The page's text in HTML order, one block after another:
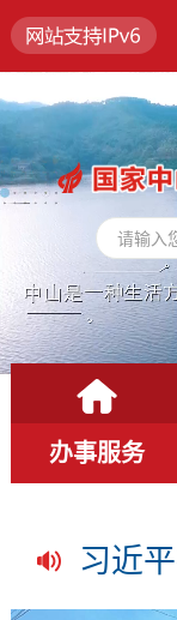
办事服务
总书
习近